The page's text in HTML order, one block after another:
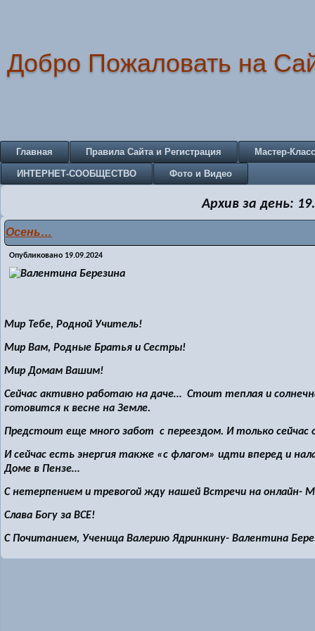
Добро Пожаловать на
Главная Правила Сайта и Регистрация Мастер-
ИНТЕРНЕТ-СООБЩЕСТВО Фото и Видео
Архив за день:
Осень…
Опубликовано 19.09.2024
Мир Тебе, Родной Учитель!
Мир Вам, Родные Братья и Сестры!
Мир Домам Вашим!
Сейчас активно работаю на даче… Стоит теплая и
готовится к весне на Земле.
Предстоит еще много забот с переездом. И только сейчас
И сейчас есть энергия также «с флагом» идти вперед и
Доме в Пензе…
С нетерпением и тревогой жду нашей Встречи на онлайн-
Слава Богу за ВСЕ!
С Почитанием, Ученица Валерию Ядринкину- Валентина